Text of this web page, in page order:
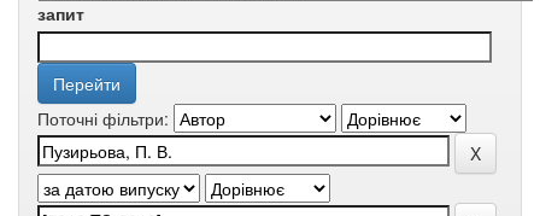
запит
Поточні фільтри: